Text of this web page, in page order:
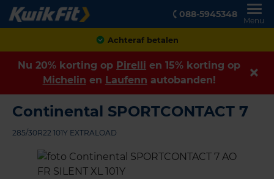
088-5945348
Menu
Klanten geven ons een
Nu 20% korting op Pirelli en 15% korting op
Michelin en Laufenn autobanden!
Continental SPORTCONTACT 7
285/30R22 101Y EXTRALOAD